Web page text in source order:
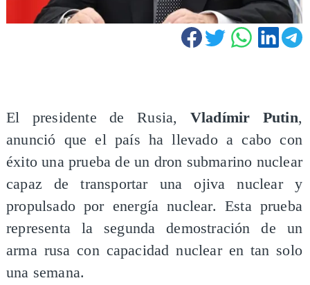
El presidente de Rusia, Vladímir Putin,
anunció que el país ha llevado a cabo con
éxito una prueba de un dron submarino nuclear
capaz de transportar una ojiva nuclear y
propulsado por energía nuclear. Esta prueba
representa la segunda demostración de un
arma rusa con capacidad nuclear en tan solo
una semana.